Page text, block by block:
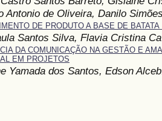
Antonio de Oliveira, Danilo
DE PRODUTO A BASE DE BATATA
Santos Silva, Flavia Cristina
DA COMUNICAÇÃO NA GESTÃO E
EM PROJETOS
Yamada dos Santos, Edson